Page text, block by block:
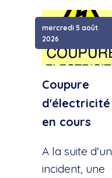
mercredi 5 août
2026
Coupure
d'électricité
en cours
A la suite d'un
incident, une